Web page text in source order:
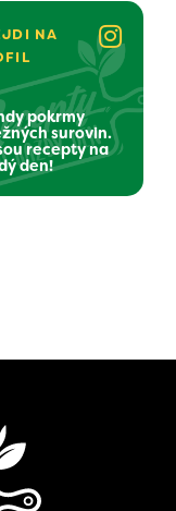
NA
pokrmy
surovin.
recepty na
den!